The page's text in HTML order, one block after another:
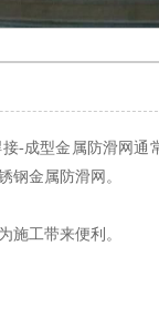
-成型金属防滑网
钢金属防滑网。
施工带来便利。